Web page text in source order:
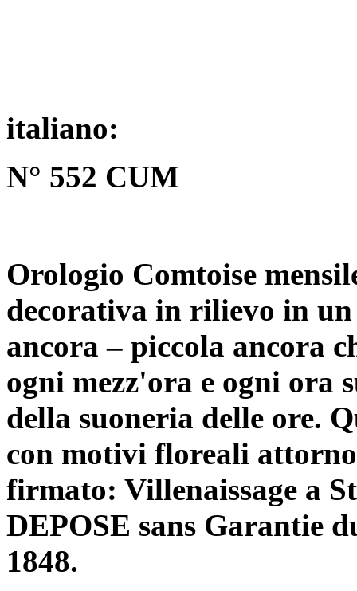
italiano:
N° 552 CUM
Orologio Comtoise
decorativa in rilievo in un
ancora – piccola ancora
ogni mezz'ora e ogni ora
della suoneria delle ore.
con motivi floreali
firmato: Villenaissage a
DEPOSE sans Garantie
1848.